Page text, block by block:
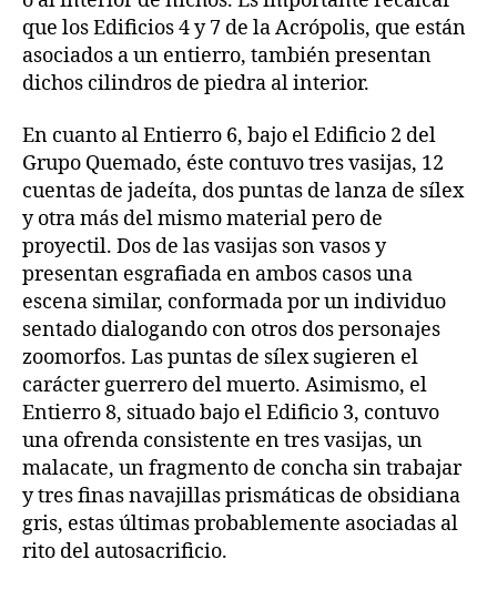
que los Edificios 4 y 7 de la Acrópolis, que están
asociados a un entierro, también presentan
dichos cilindros de piedra al interior.
En cuanto al Entierro 6, bajo el Edificio 2 del
Grupo Quemado, éste contuvo tres vasijas, 12
cuentas de jadeíta, dos puntas de lanza de sílex
y otra más del mismo material pero de
proyectil. Dos de las vasijas son vasos y
presentan esgrafiada en ambos casos una
escena similar, conformada por un individuo
sentado dialogando con otros dos personajes
zoomorfos. Las puntas de sílex sugieren el
carácter guerrero del muerto. Asimismo, el
Entierro 8, situado bajo el Edificio 3, contuvo
una ofrenda consistente en tres vasijas, un
malacate, un fragmento de concha sin trabajar
y tres finas navajillas prismáticas de obsidiana
gris, estas últimas probablemente asociadas al
rito del autosacrificio.